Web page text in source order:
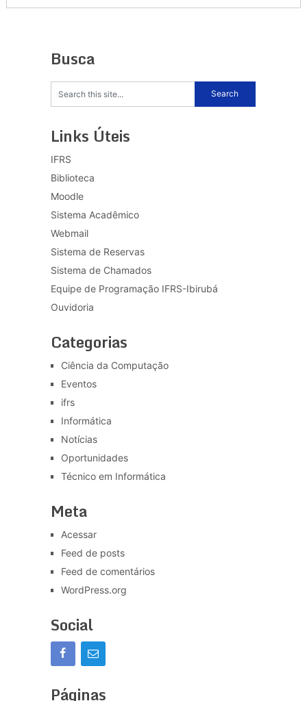
Busca
Links Úteis
IFRS
Biblioteca
Moodle
Sistema Acadêmico
Webmail
Sistema de Reservas
Sistema de Chamados
Equipe de Programação IFRS-Ibirubá
Ouvidoria
Categorias
Ciência da Computação
Eventos
ifrs
Informática
Notícias
Oportunidades
Técnico em Informática
Meta
Acessar
Feed de posts
Feed de comentários
WordPress.org
Social
Páginas